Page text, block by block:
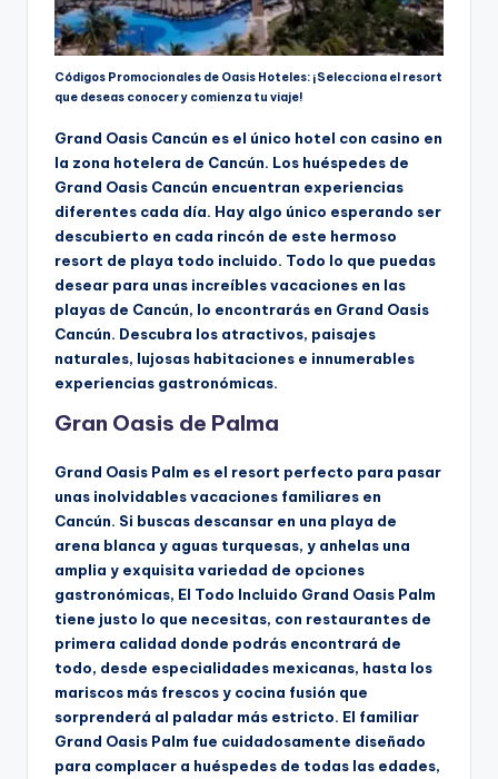
Códigos Promocionales de Oasis Hoteles: ¡Selecciona el resort
que deseas conocer y comienza tu viaje!
Grand Oasis Cancún es el único hotel con casino en
la zona hotelera de Cancún. Los huéspedes de
Grand Oasis Cancún encuentran experiencias
diferentes cada día. Hay algo único esperando ser
descubierto en cada rincón de este hermoso
resort de playa todo incluido. Todo lo que puedas
desear para unas increíbles vacaciones en las
playas de Cancún, lo encontrarás en Grand Oasis
Cancún. Descubra los atractivos, paisajes
naturales, lujosas habitaciones e innumerables
experiencias gastronómicas.
Gran Oasis de Palma
Grand Oasis Palm es el resort perfecto para pasar
unas inolvidables vacaciones familiares en
Cancún. Si buscas descansar en una playa de
arena blanca y aguas turquesas, y anhelas una
amplia y exquisita variedad de opciones
gastronómicas, El Todo Incluido Grand Oasis Palm
tiene justo lo que necesitas, con restaurantes de
primera calidad donde podrás encontrará de
todo, desde especialidades mexicanas, hasta los
mariscos más frescos y cocina fusión que
sorprenderá al paladar más estricto. El familiar
Grand Oasis Palm fue cuidadosamente diseñado
para complacer a huéspedes de todas las edades,